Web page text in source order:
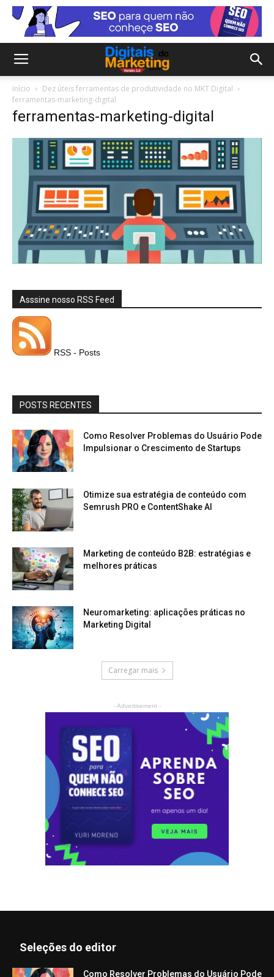
Início
Dez úteis ferramentas de produtividade no MKT Digital
ferramentas-marketing-digital
ferramentas-marketing-digital
Asssine nosso RSS Feed
RSS - Posts
POSTS RECENTES
Como Resolver Problemas do Usuário Pode
Impulsionar o Crescimento de Startups
Otimize sua estratégia de conteúdo com
Semrush PRO e ContentShake AI
Marketing de conteúdo B2B: estratégias e
melhores práticas
Neuromarketing: aplicações práticas no
Marketing Digital
Carregar mais
- Advertisement -
Seleções do editor
Como Resolver Problemas do Usuário Pode